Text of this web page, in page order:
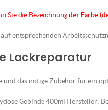
Sie die Bezeichnungder Farbe
entsprechenden
Lackreparatur
das nötige Zubehör für ein
Gebinde 400ml Hersteller: